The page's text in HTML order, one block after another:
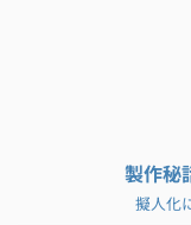
製作秘
擬人化